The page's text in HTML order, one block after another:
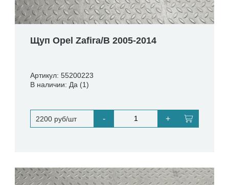
Щуп Opel Zafira/B 2005-2014
Артикул: 55200223
В наличии: Да (1)
2200 руб/шт - +